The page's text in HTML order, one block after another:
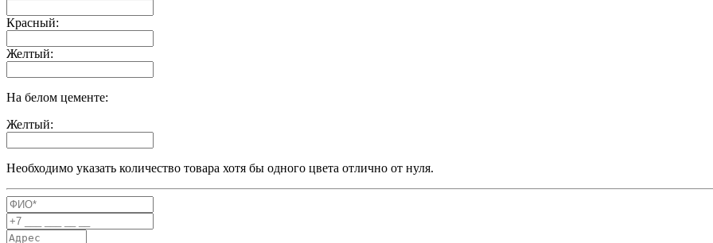
Красный:
Желтый:
На белом цементе:
Желтый:
Необходимо указать количество товара хотя бы одного цвета отлично от нуля.